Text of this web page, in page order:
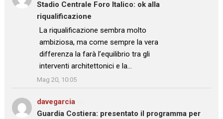
Stadio Centrale Foro Italico: ok alla
riqualificazione
: “La riqualificazione sembra molto
ambiziosa, ma come sempre la vera
differenza la farà l’equilibrio tra gli
interventi architettonici e la…
”
Mag 20, 10:05
davegarcia
Guardia Costiera: presentato il programma per